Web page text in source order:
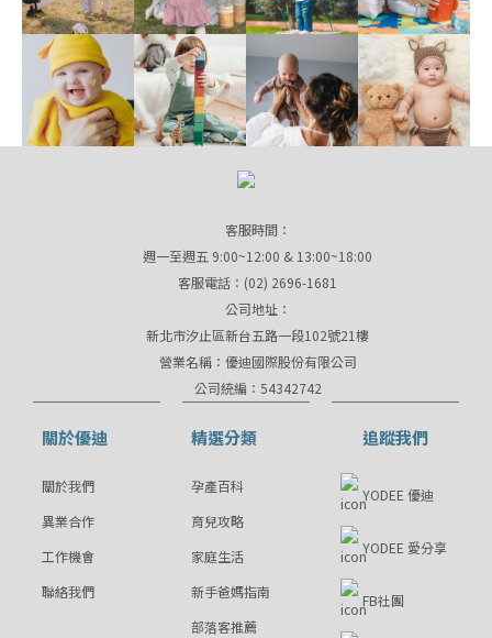
客服時間：
週一至週五 9:00~12:00 & 13:00~18:00
客服電話：(02) 2696-1681
公司地址：
新北市汐止區新台五路一段102號21樓
營業名稱：優迪國際股份有限公司
公司統編：54342742
關於優迪
關於我們
異業合作
工作機會
聯絡我們
精選分類
孕產百科
育兒攻略
家庭生活
新手爸媽指南
部落客推薦
追蹤我們
YODEE 優迪
YODEE 愛分享
FB社團